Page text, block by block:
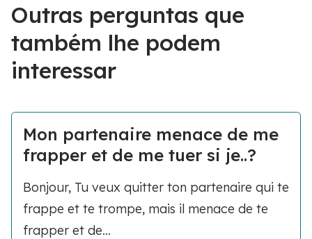
Outras perguntas que
também lhe podem
interessar
Mon partenaire menace de me
frapper et de me tuer si je..?
Bonjour, Tu veux quitter ton partenaire qui te
frappe et te trompe, mais il menace de te
frapper et de...